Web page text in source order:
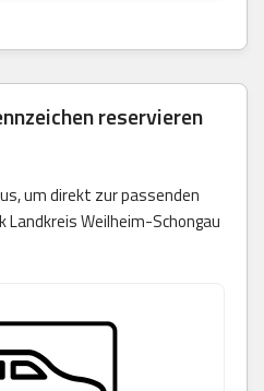
reservieren
um direkt zur passenden
Landkreis Weilheim-Schongau